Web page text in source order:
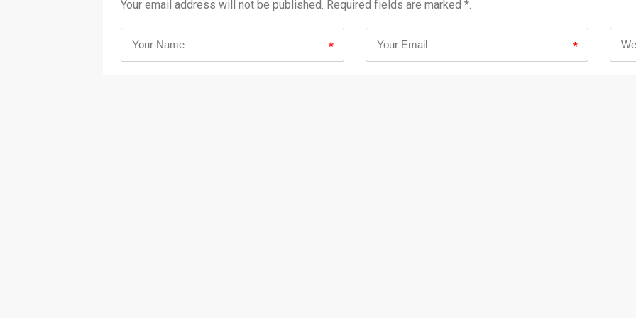
Your email address will not be published. Required fields are marked *.
* *